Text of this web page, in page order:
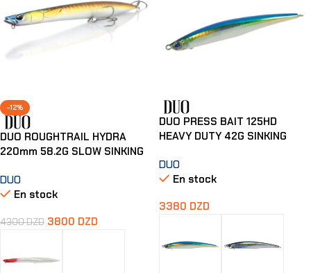
-12%
DUO ROUGHTRAIL HYDRA
220mm 58.2G SLOW SINKING
DUO
En stock
4300DZD 3800 DZD
DUO PRESS BAIT 125HD
HEAVY DUTY 42G SINKING
DUO
En stock
3380 DZD